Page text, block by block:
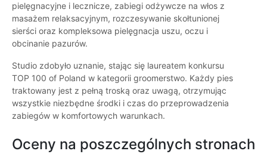
pielęgnacyjne i lecznicze, zabiegi odżywcze na włos z
masażem relaksacyjnym, rozczesywanie skołtunionej
sierści oraz kompleksowa pielęgnacja uszu, oczu i
obcinanie pazurów.
Studio zdobyło uznanie, stając się laureatem konkursu
TOP 100 of Poland w kategorii groomerstwo. Każdy pies
traktowany jest z pełną troską oraz uwagą, otrzymując
wszystkie niezbędne środki i czas do przeprowadzenia
zabiegów w komfortowych warunkach.
Oceny na poszczególnych stronach